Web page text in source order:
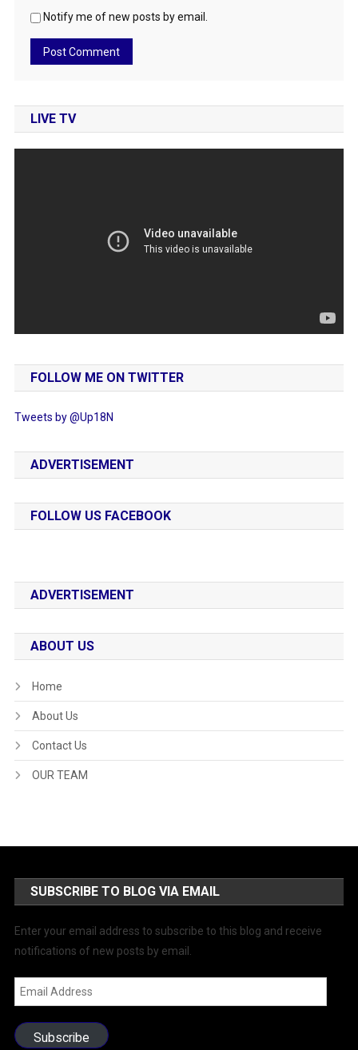
Notify me of new posts by email.
LIVE TV
FOLLOW ME ON TWITTER
Tweets by @Up18N
ADVERTISEMENT
FOLLOW US FACEBOOK
ADVERTISEMENT
ABOUT US
Home
About Us
Contact Us
OUR TEAM
SUBSCRIBE TO BLOG VIA EMAIL
Enter your email address to subscribe to this blog and receive
notifications of new posts by email.
Email
Address
Subscribe